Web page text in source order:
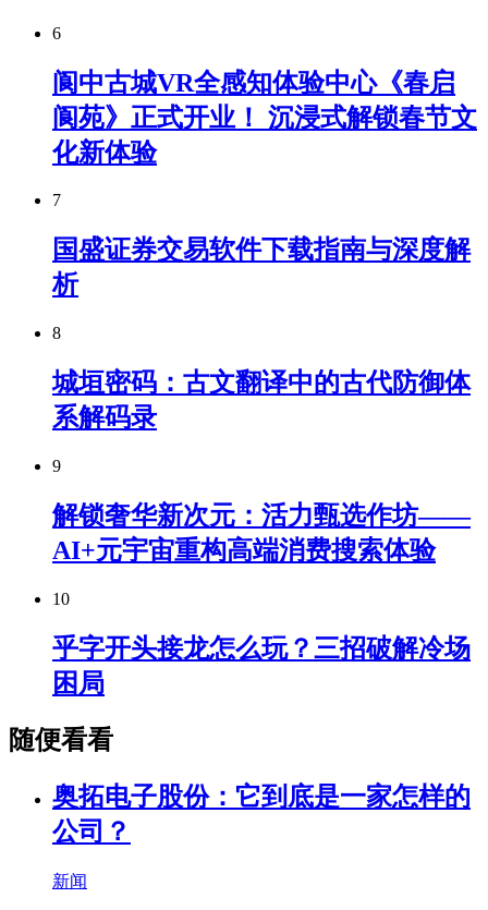
6
阆中古城VR全感知体验中心《春启
阆苑》正式开业！ 沉浸式解锁春节文
化新体验
7
国盛证券交易软件下载指南与深度解
析
8
城垣密码：古文翻译中的古代防御体
系解码录
9
解锁奢华新次元：活力甄选作坊——
AI+元宇宙重构高端消费搜索体验
10
乎字开头接龙怎么玩？三招破解冷场
困局
随便看看
奥拓电子股份：它到底是一家怎样的
公司？
新闻